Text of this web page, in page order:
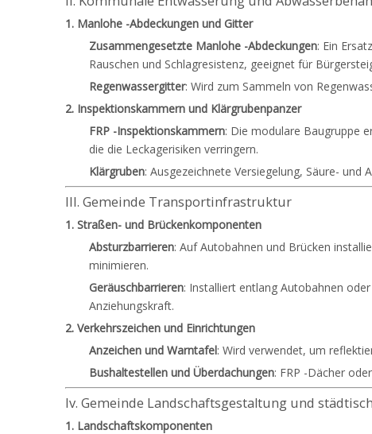
1. Manlohe -Abdeckungen und Gitter
Zusammengesetzte Manlohe -Abdeckungen: Ein
Rauschen und Schlagresistenz, geeignet für
Regenwassergitter: Wird zum Sammeln von
2. Inspektionskammern und Klärgrubenpanzer
FRP -Inspektionskammern: Die modulare Baugruppe
die die Leckagerisiken verringern.
Klärgruben: Ausgezeichnete Versiegelung, Säure-
III. Gemeinde Transportinfrastruktur
1. Straßen- und Brückenkomponenten
Absturzbarrieren: Auf Autobahnen und Brücken
minimieren.
Geräuschbarrieren: Installiert entlang Autobahnen
Anziehungskraft.
2. Verkehrszeichen und Einrichtungen
Anzeichen und Warntafel: Wird verwendet, um
Bushaltestellen und Überdachungen: FRP -Dächer
Iv. Gemeinde Landschaftsgestaltung und
1. Landschaftskomponenten